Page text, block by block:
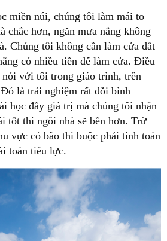
miền núi, chúng tôi làm mái to
chắc hơn, ngăn mưa nắng không
Chúng tôi không cần làm cửa đắt
có nhiều tiền để làm cửa. Điều
với tôi trong giáo trình, trên
là trải nghiệm rất đỗi bình
học đầy giá trị mà chúng tôi nhận
tốt thì ngôi nhà sẽ bền hơn. Trừ
vực có bão thì buộc phải tính toán
toán tiêu lực.